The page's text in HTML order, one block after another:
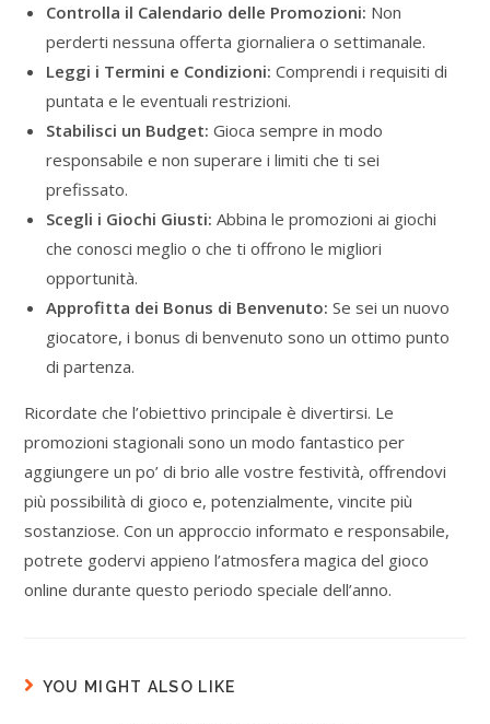
Controlla il Calendario delle Promozioni: Non
perderti nessuna offerta giornaliera o settimanale.
Leggi i Termini e Condizioni: Comprendi i requisiti di
puntata e le eventuali restrizioni.
Stabilisci un Budget: Gioca sempre in modo
responsabile e non superare i limiti che ti sei
prefissato.
Scegli i Giochi Giusti: Abbina le promozioni ai giochi
che conosci meglio o che ti offrono le migliori
opportunità.
Approfitta dei Bonus di Benvenuto: Se sei un nuovo
giocatore, i bonus di benvenuto sono un ottimo punto
di partenza.
Ricordate che l’obiettivo principale è divertirsi. Le
promozioni stagionali sono un modo fantastico per
aggiungere un po’ di brio alle vostre festività, offrendovi
più possibilità di gioco e, potenzialmente, vincite più
sostanziose. Con un approccio informato e responsabile,
potrete godervi appieno l’atmosfera magica del gioco
online durante questo periodo speciale dell’anno.
YOU MIGHT ALSO LIKE